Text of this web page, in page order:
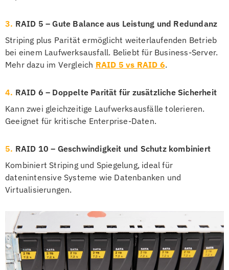
3. RAID 5 – Gute Balance aus Leistung und Redundanz
Striping plus Parität ermöglicht weiterlaufenden Betrieb
bei einem Laufwerksausfall. Beliebt für Business-Server.
Mehr dazu im Vergleich RAID 5 vs RAID 6.
4. RAID 6 – Doppelte Parität für zusätzliche Sicherheit
Kann zwei gleichzeitige Laufwerksausfälle tolerieren.
Geeignet für kritische Enterprise-Daten.
5. RAID 10 – Geschwindigkeit und Schutz kombiniert
Kombiniert Striping und Spiegelung, ideal für
datenintensive Systeme wie Datenbanken und
Virtualisierungen.